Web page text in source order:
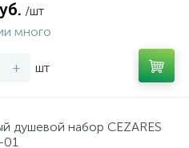
/шт
много
+ шт
душевой набор CEZARES
01